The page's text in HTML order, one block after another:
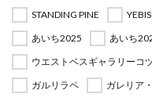
STANDING PINE
あいち2025
あいち
ウエストベスギャラリーコ
ガルリラペ
ガレリア